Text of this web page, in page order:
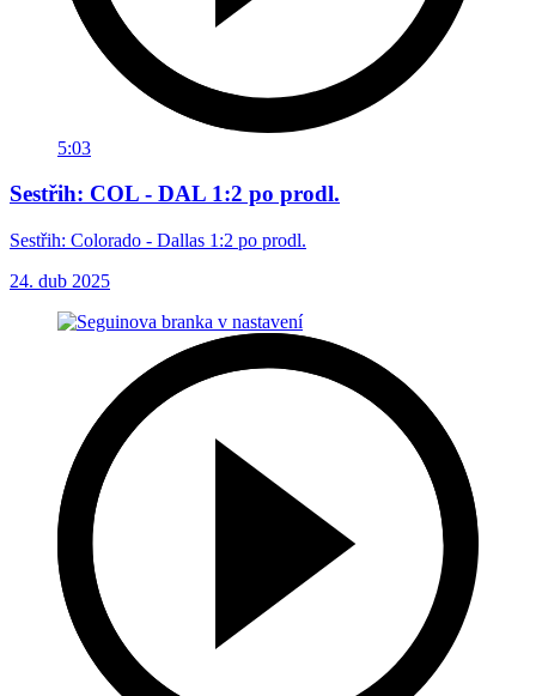
5:03
Sestřih: COL - DAL 1:2 po prodl.
Sestřih: Colorado - Dallas 1:2 po prodl.
24. dub 2025